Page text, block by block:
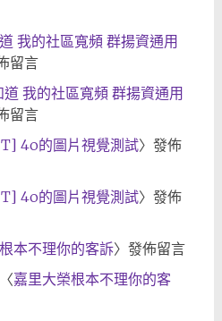
我的社區寬頻 群揚資通用
留言
我的社區寬頻 群揚資通用
留言
4o的圖片視覺測試〉發佈
4o的圖片視覺測試〉發佈
本不理你的客訴〉發佈留言
嘉里大榮根本不理你的客